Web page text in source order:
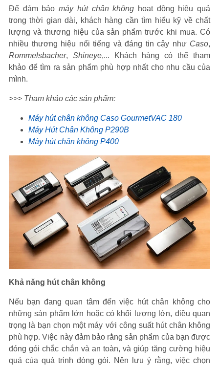
Để đảm bảomáy hút chân không hoạt động hiệu quả
trong thời gian dài, khách hàng cần tìm hiểu kỹ về chất
lượng và thương hiệu của sản phẩm trước khi mua. Có
nhiều thương hiệu nổi tiếng và đáng tin cậy như Caso,
Rommelsbacher, Shineye,... Khách hàng có thể tham
khảo để tìm ra sản phẩm phù hợp nhất cho nhu cầu của
mình.
>>> Tham khảo các sản phẩm:
Máy hút chân không Caso GourmetVAC 180
Máy Hút Chân Không P290B
Máy hút chân không P400
Khả năng hút chân không
Nếu bạn đang quan tâm đến việc hút chân không cho
những sản phẩm lớn hoặc có khối lượng lớn, điều quan
trọng là bạn chọn một máy với công suất hút chân không
phù hợp. Việc này đảm bảo rằng sản phẩm của bạn được
đóng gói chắc chắn và an toàn, và giúp tăng cường hiệu
quả của quá trình đóng gói. Nên lưu ý rằng, việc chọn